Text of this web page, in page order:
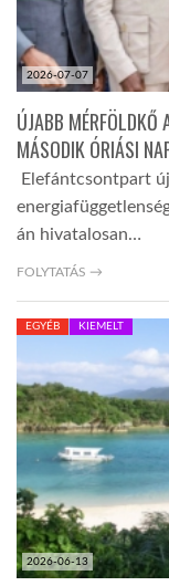
A VILÁG ITTHON
GLOBOTV BP
GLOBOTV
AFRIKA TUDÁSTÁR
2026-07-07
ÚJABB MÉRFÖLDKŐ
MÁSODIK ÓRIÁSI
Elefántcsontpart
án hivatalosan…
FOLYTATÁS →
2026-06-13
EGYÉB KIEMELT